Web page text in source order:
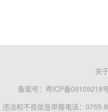
关
备案号： 粤ICP备09109218
违法和不良信息举报电话：0755-